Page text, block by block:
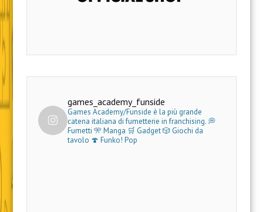
games_academy_funside
Games Academy/Funside è la più grande
catena italiana di fumetterie in franchising.💭
Fumetti 🎌 Manga 🛒 Gadget🎲 Giochi da
tavolo 🍄 Funko! Pop